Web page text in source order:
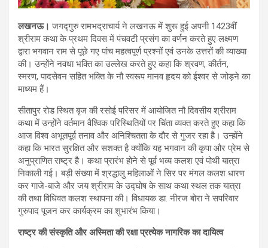
लखनऊ।जगद्गुरु रामभद्राचार्य ने लखनऊ में शुरू हुई अपनी 1423वीं
श्रीराम कथा के प्रथम दिवस में पंचवटी प्रसंग का वर्णन करते हुए लक्ष्मण
द्वारा भगवान राम से पूछे गए पांच महत्वपूर्ण प्रश्नों एवं उनके उत्तरों की व्याख्या
की। उन्होंने नवधा भक्ति का उल्लेख करते हुए कहा कि श्रवण, कीर्तन,
स्मरण, पादसेवन सहित भक्ति के नौ स्वरूप मानव हृदय को ईश्वर से जोड़ने का
माध्यम हैं।
सीतापुर रोड स्थित बृज की रसोई परिसर में आयोजित नौ दिवसीय श्रीराम
कथा में उन्होंने वर्तमान वैश्विक परिस्थितियों पर चिंता व्यक्त करते हुए कहा कि
आज विश्व अभूतपूर्व तनाव और अनिश्चितता के दौर से गुजर रहा है। उन्होंने
कहा कि भारत सुरक्षित और सशक्त है क्योंकि यह भगवान की कृपा और प्रेम से
अनुप्राणित राष्ट्र है। कथा प्रारंभ होने से पूर्व भव्य कलश एवं पोथी यात्रा
निकाली गई। बड़ी संख्या में श्रद्धालु महिलाओं ने सिर पर मंगल कलश धारण
कर गाजे-बाजे और जय श्रीराम के उद्घोष के साथ कथा स्थल तक यात्रा
की तथा विधिवत कलश स्थापना की। विधायक डा. नीरज बोरा ने सपरिवार
गुरुपाद पूजन कर कार्यक्रम का शुभारंभ किया।
राष्ट्र की संस्कृति और अस्मिता की रक्षा प्रत्येक नागरिक का दायित्व